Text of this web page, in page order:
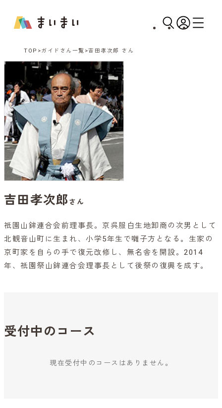
TOP ガイドさん一覧 吉田孝次郎 さん
吉田孝次郎 さん
祇園山鉾連合会前理事長。京呉服白生地卸商の次男として
北観音山町に生まれ、小学5年生で囃子方となる。生家の
京町家を自らの手で復元改修し、無名舎を開設。2014
年、祇園祭山鉾連合会理事長として後祭の復興を成す。
受付中のコース
現在受付中のコースはありません。